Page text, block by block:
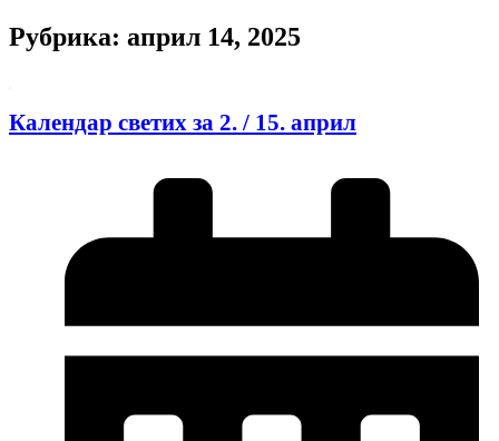
Рубрика: април 14, 2025
Календар светих за 2. / 15. април